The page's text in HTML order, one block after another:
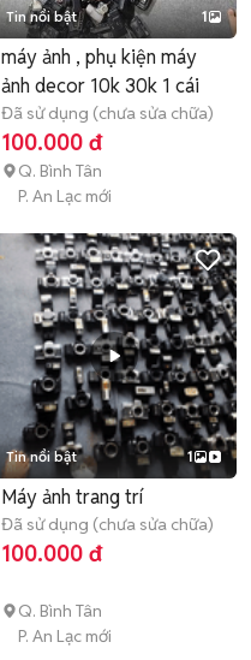
Tin nổi bật 1
máy ảnh , phụ kiện máy
ảnh decor 10k 30k 1 cái
Đã sử dụng (chưa sửa chữa)
100.000 đ
Q. Bình Tân
P. An Lạc mới
Tin nổi bật 1
Máy ảnh trang trí
Đã sử dụng (chưa sửa chữa)
100.000 đ
Q. Bình Tân
P. An Lạc mới